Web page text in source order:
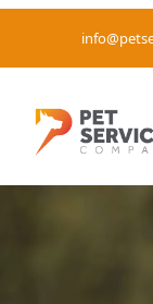
contenido